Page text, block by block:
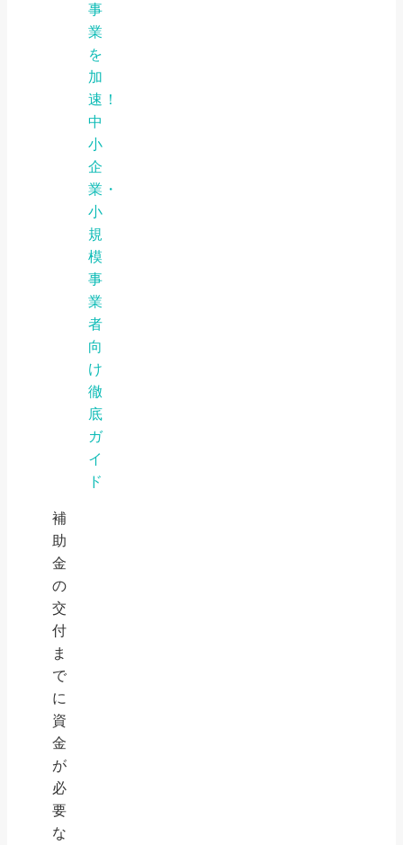
事
業
を
加
速！
中
小
企
業・
小
規
模
事
業
者
向
け
徹
底
ガ
イ
ド
補
助
金
の
交
付
ま
で
に
資
金
が
必
要
な